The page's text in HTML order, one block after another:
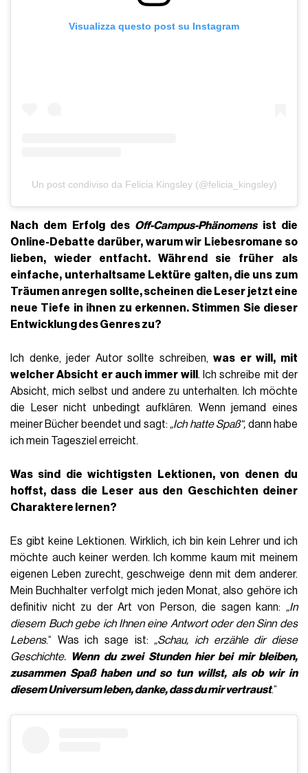
Visualizza questo post su Instagram
Un post condiviso da Felicia Kingsley (@felicia_kingsley)
Nach dem Erfolg des Off-Campus-Phänomensist die
Online-Debatte darüber, warum wir Liebesromane so
lieben, wieder entfacht. Während sie früher als
einfache, unterhaltsame Lektüre galten, die uns zum
Träumen anregen sollte, scheinen die Leser jetzt eine
neue Tiefe in ihnen zu erkennen. Stimmen Sie dieser
Entwicklung des Genres zu?
Ich denke, jeder Autor sollte schreiben,was er will, mit
welcher Absicht er auch immer will . Ich schreibe mit der
Absicht, mich selbst und andere zu unterhalten. Ich möchte
die Leser nicht unbedingt aufklären. Wenn jemand eines
meiner Bücher beendet und sagt: „Ich hatte Spaß“, dann habe
ich mein Tagesziel erreicht.
Was sind die wichtigsten Lektionen, von denen du
hoffst, dass die Leser aus den Geschichten deiner
Charaktere lernen?
Es gibt keine Lektionen. Wirklich, ich bin kein Lehrer und ich
möchte auch keiner werden. Ich komme kaum mit meinem
eigenen Leben zurecht, geschweige denn mit dem anderer.
Mein Buchhalter verfolgt mich jeden Monat, also gehöre ich
definitiv nicht zu der Art von Person, die sagen kann: „In
diesem Buch gebe ich Ihnen eine Antwort oder den Sinn des
Lebens.“ Was ich sage ist: „Schau, ich erzähle dir diese
Geschichte. Wenn du zwei Stunden hier bei mir bleiben,
zusammen Spaß haben und so tun willst, als ob wir in
diesem Universum leben, danke, dass du mir vertraust.“